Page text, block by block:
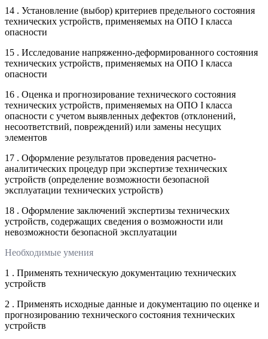
14 . Установление (выбор) критериев предельного состояния
технических устройств, применяемых на ОПО I класса
опасности
15 . Исследование напряженно-деформированного состояния
технических устройств, применяемых на ОПО I класса
опасности
16 . Оценка и прогнозирование технического состояния
технических устройств, применяемых на ОПО I класса
опасности с учетом выявленных дефектов (отклонений,
несоответствий, повреждений) или замены несущих
элементов
17 . Оформление результатов проведения расчетно-
аналитических процедур при экспертизе технических
устройств (определение возможности безопасной
эксплуатации технических устройств)
18 . Оформление заключений экспертизы технических
устройств, содержащих сведения о возможности или
невозможности безопасной эксплуатации
Необходимые умения
1 . Применять техническую документацию технических
устройств
2 . Применять исходные данные и документацию по оценке и
прогнозированию технического состояния технических
устройств